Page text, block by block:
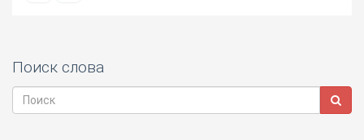
Поиск слова